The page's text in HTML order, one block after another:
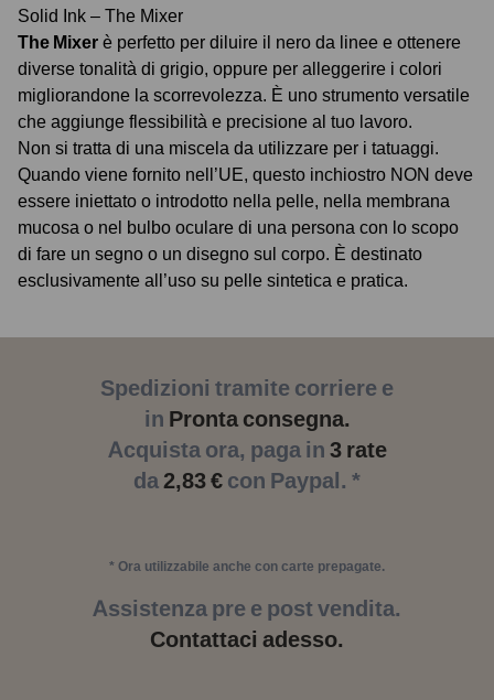
Solid Ink – The Mixer
The Mixer è perfetto per diluire il nero da linee e ottenere
diverse tonalità di grigio, oppure per alleggerire i colori
migliorandone la scorrevolezza. È uno strumento versatile
che aggiunge flessibilità e precisione al tuo lavoro.
Non si tratta di una miscela da utilizzare per i tatuaggi.
Quando viene fornito nell’UE, questo inchiostro NON deve
essere iniettato o introdotto nella pelle, nella membrana
mucosa o nel bulbo oculare di una persona con lo scopo
di fare un segno o un disegno sul corpo. È destinato
esclusivamente all’uso su pelle sintetica e pratica.
Spedizioni tramite corriere e
in Pronta consegna.
Acquista ora, paga in 3 rate
da2,83 € con Paypal. *
* Ora utilizzabile anche con carte prepagate.
Assistenza pre e post vendita.
Contattaci adesso.